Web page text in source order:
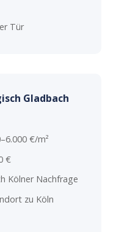
Tür
Gladbach
€/m²
€
Kölner Nachfrage
zu Köln